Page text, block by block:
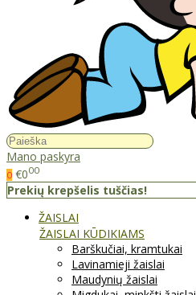
Mano paskyra
0 €000
Prekių krepšelis tuščias!
ŽAISLAI
ŽAISLAI KŪDIKIAMS
Barškučiai, kramtukai
Lavinamieji žaislai
Maudynių žaislai